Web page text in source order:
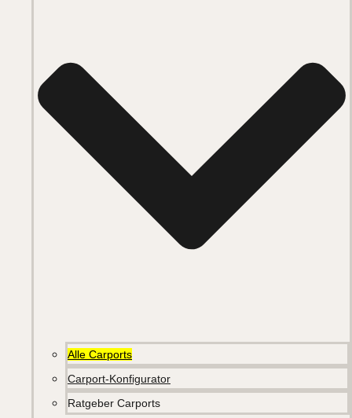
Alle Carports
Carport-Konfigurator
Ratgeber Carports